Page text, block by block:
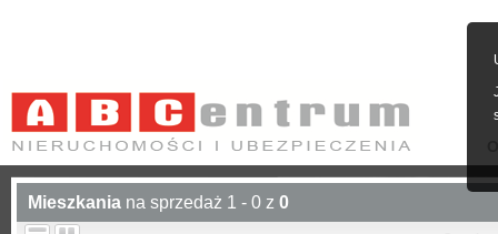
Mieszkania na sprzedaż 1 - 0 z 0